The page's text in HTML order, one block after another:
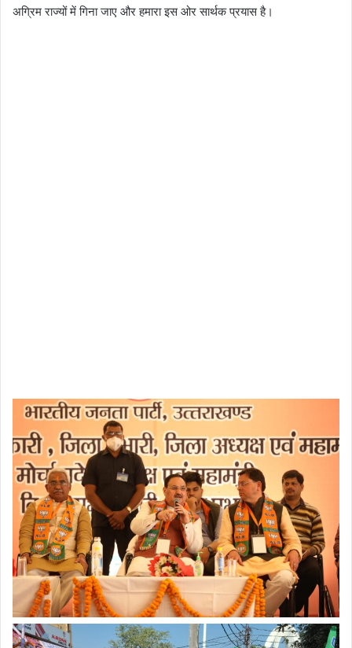
अग्रिम राज्यों में गिना जाए और हमारा इस ओर सार्थक प्रयास है।